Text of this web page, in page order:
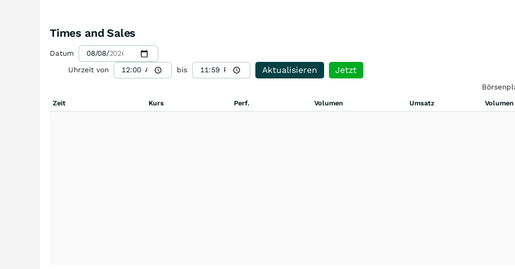
Times and Sales
Datum
Uhrzeit von
bis Aktualisieren Jetzt
Zeit Kurs Perf. Volumen Umsatz